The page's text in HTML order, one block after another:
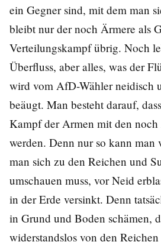
ein Gegner sind, mit dem man
bleibt nur der noch Ärmere als
Verteilungskampf übrig. Noch
Überfluss, aber alles, was der
wird vom AfD-Wähler neidisch
beäugt. Man besteht darauf,
Kampf der Armen mit den
werden. Denn nur so kann man
man sich zu den Reichen und
umschauen muss, vor Neid
in der Erde versinkt. Denn
in Grund und Boden schämen,
widerstandslos von den